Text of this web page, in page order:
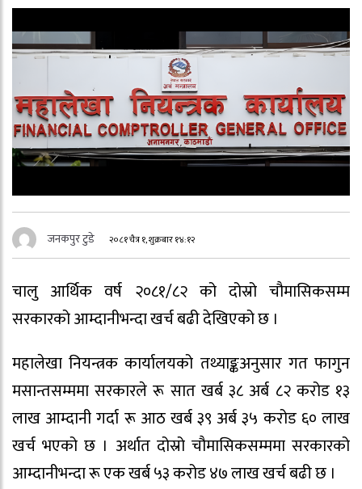
जनकपुर टुडे २०८१ चैत्र १, शुक्रबार १४:१२
चालु आर्थिक वर्ष २०८१/८२ को दोस्रो चौमासिकसम्म
सरकारको आम्दानीभन्दा खर्च बढी देखिएको छ ।
महालेखा नियन्त्रक कार्यालयको तथ्याङ्कअनुसार गत फागुन
मसान्तसम्ममा सरकारले रू सात खर्ब ३८ अर्ब ८२ करोड १३
लाख आम्दानी गर्दा रू आठ खर्ब ३९ अर्ब ३५ करोड ६० लाख
खर्च भएको छ । अर्थात दोस्रो चौमासिकसम्ममा सरकारको
आम्दानीभन्दा रू एक खर्ब ५३ करोड ४७ लाख खर्च बढी छ ।